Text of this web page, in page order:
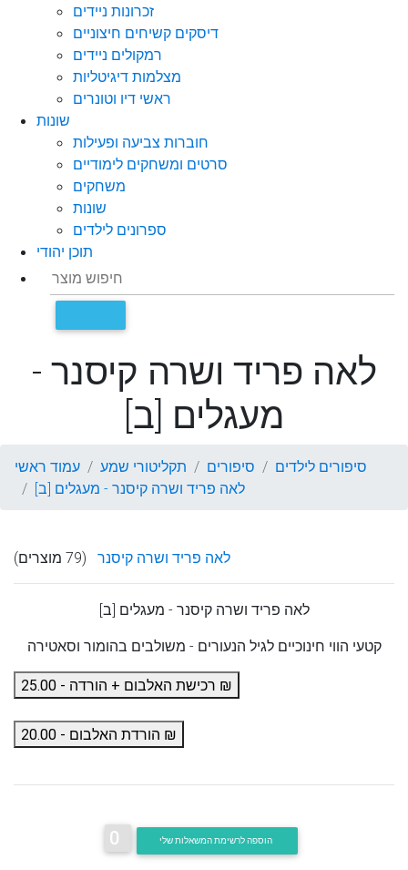
זכרונות ניידים
דיסקים קשיחים חיצוניים
רמקולים ניידים
מצלמות דיגיטליות
ראשי דיו וטונרים
שונות
חוברות צביעה ופעילות
סרטים ומשחקים לימודיים
משחקים
שונות
ספרונים לילדים
תוכן יהודי
לאה פריד ושרה קיסנר -
מעגלים [ב]
עמוד ראשי תקליטורי שמע סיפורים
סיפורים לילדים
לאה פריד ושרה קיסנר - מעגלים [ב]
לאה פריד ושרה קיסנר (79 מוצרים)
לאה פריד ושרה קיסנר - מעגלים [ב]
קטעי הווי חינוכיים לגיל הנעורים - משולבים בהומור וסאטירה
רכישת האלבום + הורדה - 25.00 ₪
הורדת האלבום - 20.00 ₪
0